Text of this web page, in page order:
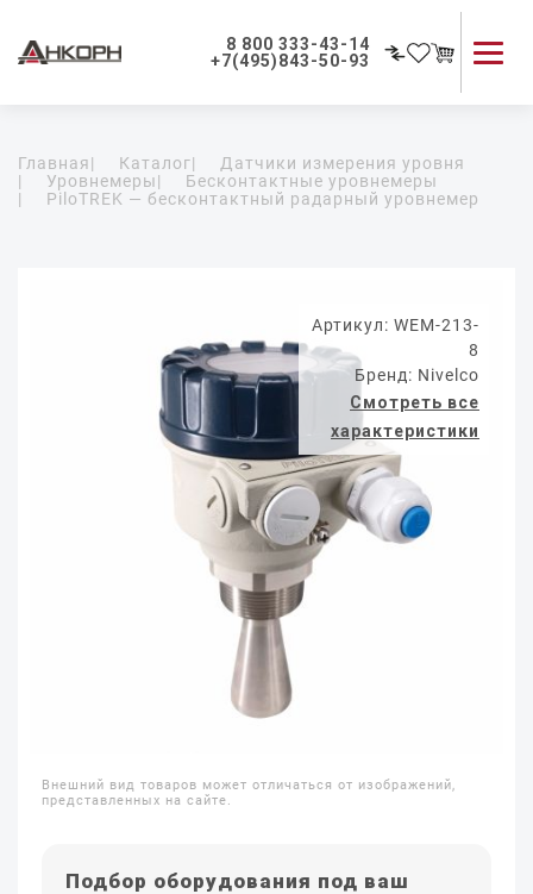
8 800 333-43-14
+7(495)843-50-93
Применение приборов
Как мы работаем
Главная| Каталог|
Датчики измерения уровня
|
Уровнемеры|
Бесконтактные уровнемеры
|
PiloTREK — бесконтактный радарный уровнемер
Артикул: WEM-213-
8
Бренд: Nivelco
Смотреть все
характеристики
Внешний вид товаров может отличаться от изображений,
представленных на сайте.
Подбор оборудования под ваш